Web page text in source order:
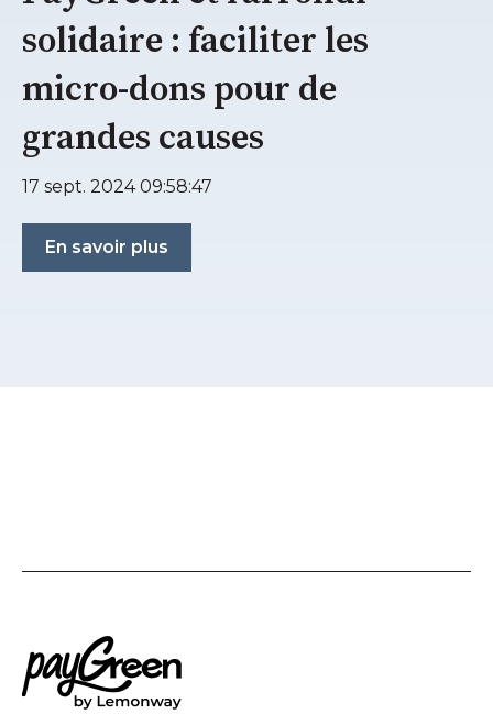
solidaire : faciliter les
micro-dons pour de
grandes causes
17 sept. 2024 09:58:47
En savoir plus